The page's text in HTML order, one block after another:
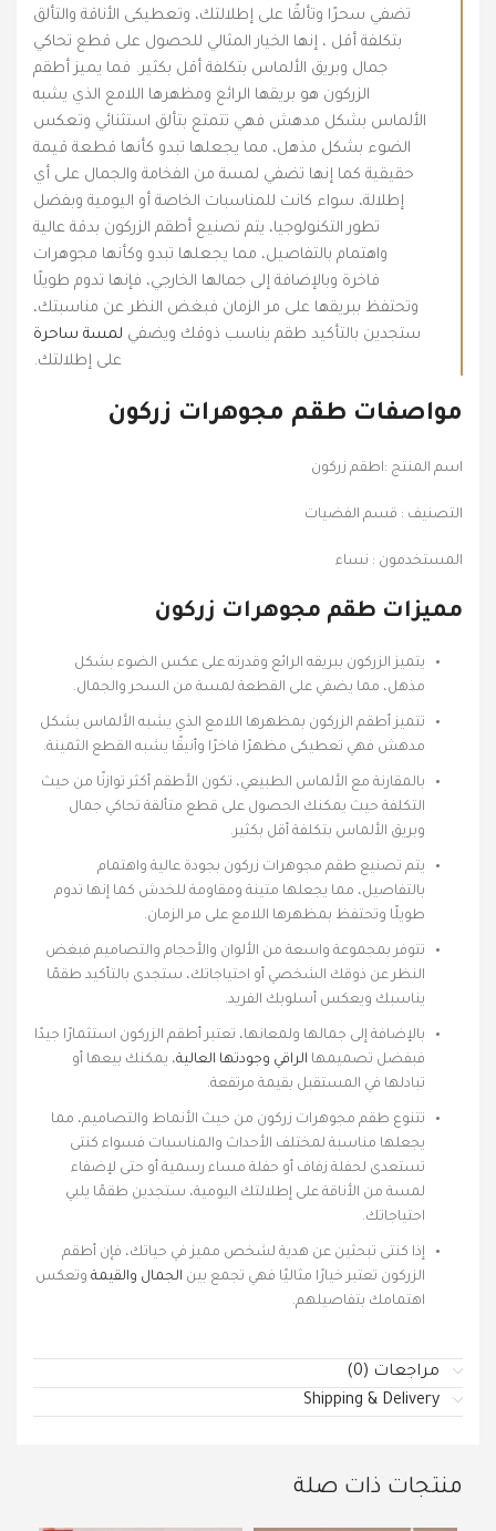
تضفي سحرًا وتألقًا على إطلالتك، وتعطيكى الأناقة والتألق
بتكلفة أقل ، إنها الخيار المثالي للحصول على قطع تحاكي
جمال وبريق الألماس بتكلفة أقل بكثير. فما يميز أطقم
الزركون هو بريقها الرائع ومظهرها اللامع الذي يشبه
الألماس بشكل مدهش فهي تتمتع بتألق استثنائي وتعكس
الضوء بشكل مذهل، مما يجعلها تبدو كأنها قطعة قيمة
حقيقية كما إنها تضفي لمسة من الفخامة والجمال على أي
إطلالة، سواء كانت للمناسبات الخاصة أو اليومية وبفضل
تطور التكنولوجيا، يتم تصنيع أطقم الزركون بدقة عالية
واهتمام بالتفاصيل، مما يجعلها تبدو وكأنها مجوهرات
فاخرة وبالإضافة إلى جمالها الخارجي، فإنها تدوم طويلًا
وتحتفظ ببريقها على مر الزمان فبغض النظر عن مناسبتك،
ستجدين بالتأكيد طقم يناسب ذوقك ويضفي لمسة ساحرة
على إطلالتك.
مواصفات طقم مجوهرات زركون
اسم المنتج :اطقم زركون
التصنيف : قسم الفضيات
المستخدمون : نساء
مميزات طقم مجوهرات زركون
يتميز الزركون ببريقه الرائع وقدرته على عكس الضوء بشكل
مذهل، مما يضفي على القطعة لمسة من السحر والجمال.
تتميز أطقم الزركون بمظهرها اللامع الذي يشبه الألماس بشكل
مدهش فهي تعطيكى مظهرًا فاخرًا وأنيقًا يشبه القطع الثمينة.
بالمقارنة مع الألماس الطبيعي، تكون الأطقم أكثر توازنًا من حيث
التكلفة حيث يمكنك الحصول على قطع متألقة تحاكي جمال
وبريق الألماس بتكلفة أقل بكثير.
يتم تصنيع طقم مجوهرات زركون بجودة عالية واهتمام
بالتفاصيل، مما يجعلها متينة ومقاومة للخدش كما إنها تدوم
طويلًا وتحتفظ بمظهرها اللامع على مر الزمان.
تتوفر بمجموعة واسعة من الألوان والأحجام والتصاميم فبغض
النظر عن ذوقك الشخصي أو احتياجاتك، ستجدى بالتأكيد طقمًا
يناسبك ويعكس أسلوبك الفريد.
بالإضافة إلى جمالها ولمعانها، تعتبر أطقم الزركون استثمارًا جيدًا
فبفضل تصميمها الراقي وجودتها العالية، يمكنك بيعها أو
تبادلها في المستقبل بقيمة مرتفعة.
تتنوع طقم مجوهرات زركون من حيث الأنماط والتصاميم، مما
يجعلها مناسبة لمختلف الأحداث والمناسبات فسواء كنتى
تستعدى لحفلة زفاف أو حفلة مساء رسمية أو حتى لإضفاء
لمسة من الأناقة على إطلالتك اليومية، ستجدين طقمًا يلبي
احتياجاتك.
إذا كنتى تبحثين عن هدية لشخص مميز في حياتك، فإن أطقم
الزركون تعتبر خيارًا مثاليًا فهي تجمع بين الجمال والقيمة وتعكس
اهتمامك بتفاصيلهم.
مراجعات (0)
Shipping & Delivery
منتجات ذات صلة